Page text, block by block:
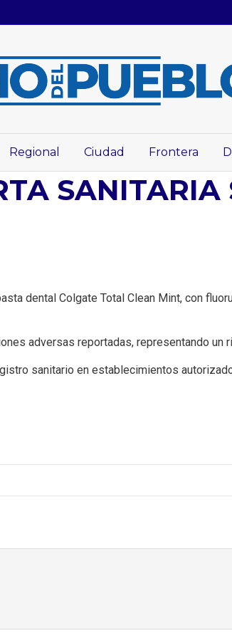
Regional Ciudad Frontera
SANITARIA
dental Colgate Total Clean Mint, con
adversas reportadas, representando un
sanitario en establecimientos